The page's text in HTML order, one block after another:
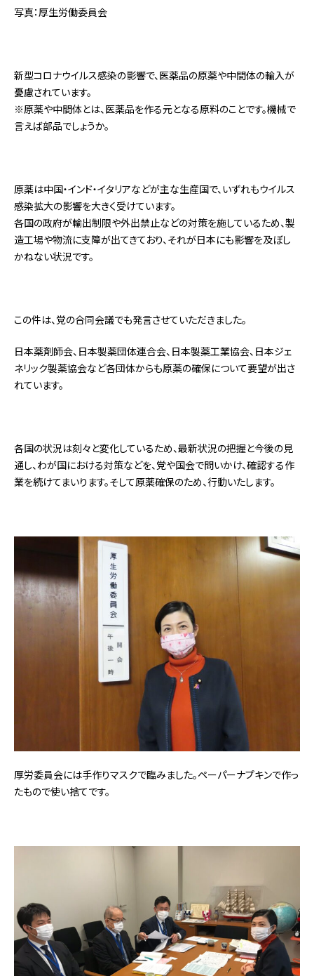
写真：厚生労働委員会
新型コロナウイルス感染の影響で、医薬品の原薬や中間体の輸入が
憂慮されています。
※原薬や中間体とは、医薬品を作る元となる原料のことです。機械で
言えば部品でしょうか。
原薬は中国・インド・イタリアなどが主な生産国で、いずれもウイルス
感染拡大の影響を大きく受けています。
各国の政府が輸出制限や外出禁止などの対策を施しているため、製
造工場や物流に支障が出てきており、それが日本にも影響を及ぼし
かねない状況です。
この件は、党の合同会議でも発言させていただきました。
日本薬剤師会、日本製薬団体連合会、日本製薬工業協会、日本ジェ
ネリック製薬協会など各団体からも原薬の確保について要望が出さ
れています。
各国の状況は刻々と変化しているため、最新状況の把握と今後の見
通し、わが国における対策などを、党や国会で問いかけ、確認する作
業を続けてまいります。そして原薬確保のため、行動いたします。
厚労委員会には手作りマスクで臨みました。ペーパーナプキンで作っ
たもので使い捨てです。